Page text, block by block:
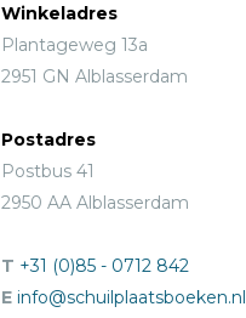
Winkeladres
Plantageweg 13a
2951 GN Alblasserdam
Postadres
Postbus 41
2950 AA Alblasserdam
T +31 (0)85 - 0712 842
E info@schuilplaatsboeken.nl